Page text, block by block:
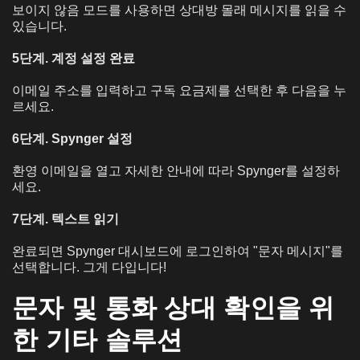
보이지 않음 모드를 사용하면 상대방 몰래 메시지를 읽을 수
있습니다.
5단계. 계정 설정 완료
이메일 주소를 입력하고 구독 요금제를 선택한 후 다음을 누
르세요.
6단계. Spynger 설정
환영 이메일을 열고 자세한 안내에 따라 Spynger를 설정하
세요.
7단계. 텍스트 읽기
완료되면 Spynger 대시보드에 로그인하여 "문자 메시지"를
선택합니다. 그게 다입니다!
문자 및 통화 상대 확인을 위
한 기타 솔루션